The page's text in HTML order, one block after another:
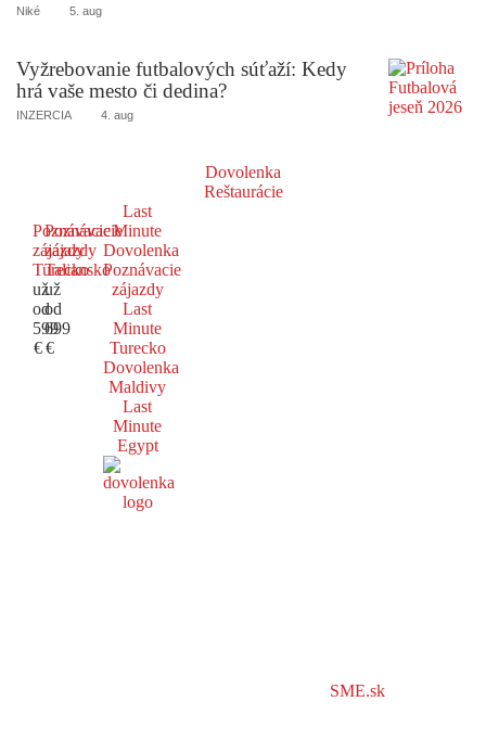
Niké 5. aug
Vyžrebovanie futbalových súťaží: Kedy
hrá vaše mesto či dedina?
INZERCIA 4. aug
Dovolenka
Reštaurácie
Poznávacie
zájazdy
Turecko
už
od
599
€
Poznávacie
zájazdy
Taliansko
už
od
699
€
Last
Minute
Dovolenka
Poznávacie
zájazdy
Last
Minute
Turecko
Dovolenka
Maldivy
Last
Minute
Egypt
SME.sk